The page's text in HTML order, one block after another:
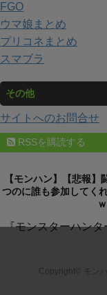
FGO
ウマ娘まとめ
プリコネまとめ
スマブラ
その他
サイトへのお問合せ
RSSを購読する
【モンハン】【悲報
つのに誰も参加して
『モンスターハン
Copyright© モン